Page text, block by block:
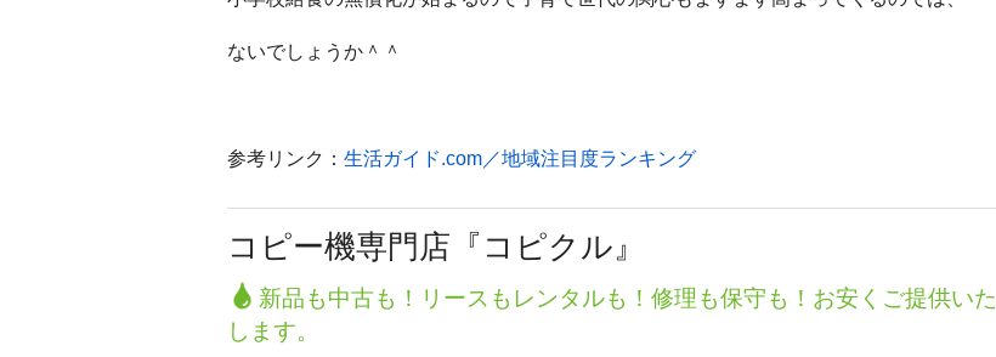
ないでしょうか＾＾
参考リンク： 生活ガイド.com／地域注目度ランキング
コピー機専門店『コピクル』
新品も中古も！リースもレンタルも！修理も保守も！お安くご提供いた
します。